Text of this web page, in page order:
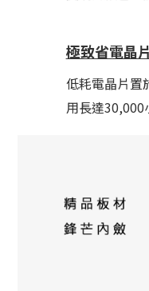
極致省電晶片
低耗電晶片置
用長達30,000